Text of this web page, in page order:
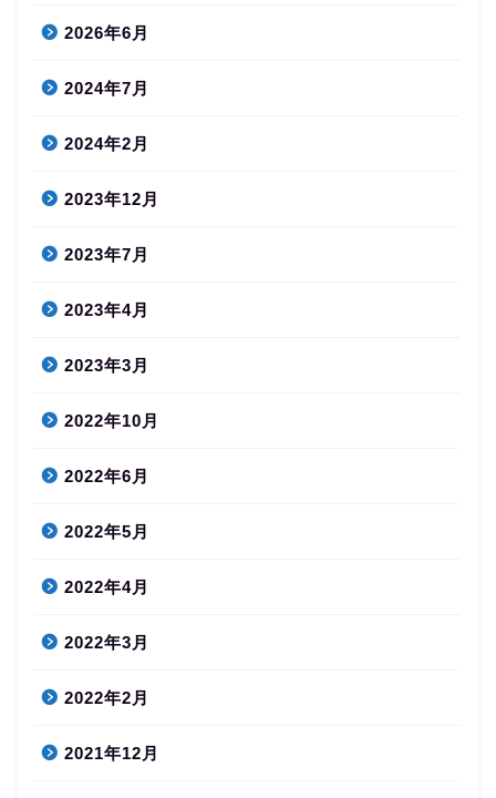
2026年6月
2024年7月
2024年2月
2023年12月
2023年7月
2023年4月
2023年3月
2022年10月
2022年6月
2022年5月
2022年4月
2022年3月
2022年2月
2021年12月